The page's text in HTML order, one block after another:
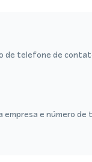
de telefone de
empresa e número